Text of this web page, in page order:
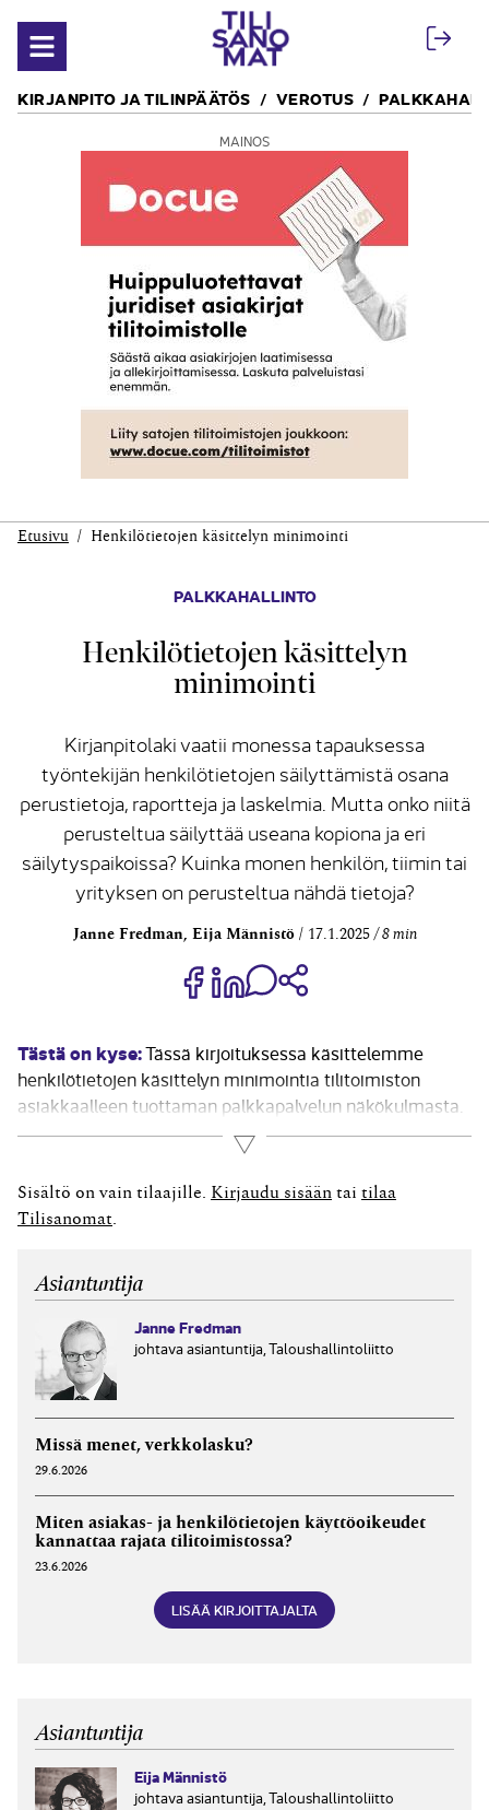
Avaa valikko
KIRJANPITO JA TILINPÄÄTÖS VEROTUS
MAINOS
Etusivu Henkilötietojen käsittelyn minimointi
PALKKAHALLINTO
Henkilötietojen käsittelyn
minimointi
Kirjanpitolaki vaatii monessa tapauksessa
työntekijän henkilötietojen säilyttämistä osana
perustietoja, raportteja ja laskelmia. Mutta onko niitä
perusteltua säilyttää useana kopiona ja eri
säilytyspaikoissa? Kuinka monen henkilön, tiimin tai
yrityksen on perusteltua nähdä tietoja?
Janne Fredman, Eija Männistö 17.1.2025 8 min
Jaa Share on Facebook
Jaa Share on LinkedIn
Jaa WhatsApp-viestinä
Tästä on kyse:Tässä kirjoituksessa käsittelemme
henkilötietojen käsittelyn minimointia tilitoimiston
asiakkaalleen tuottaman palkkapalvelun näkökulmasta.
Tässä esitettyjä periaatteita voidaan kuitenkin soveltaa
muissakin tilitoimiston tuottamissa palveluissa, joissa
henkilötietoja käsitellään. Aiheen kannalta keskeiset
säädökset ovat tietosuoja-asetus ja kirjanpitolaki. Aihe
Lue lisää
Sisältö on vain tilaajille. Kirjaudu sisään tai tilaa
Tilisanomat
Asiantuntija
Janne Fredman
johtava asiantuntija, Taloushallintoliitto
Missä menet, verkkolasku?
29.6.2026
Miten asiakas- ja henkilötietojen käyttöoikeudet
kannattaa rajata tilitoimistossa?
23.6.2026
LISÄÄ KIRJOITTAJALTA
Asiantuntija
Eija Männistö
johtava asiantuntija, Taloushallintoliitto